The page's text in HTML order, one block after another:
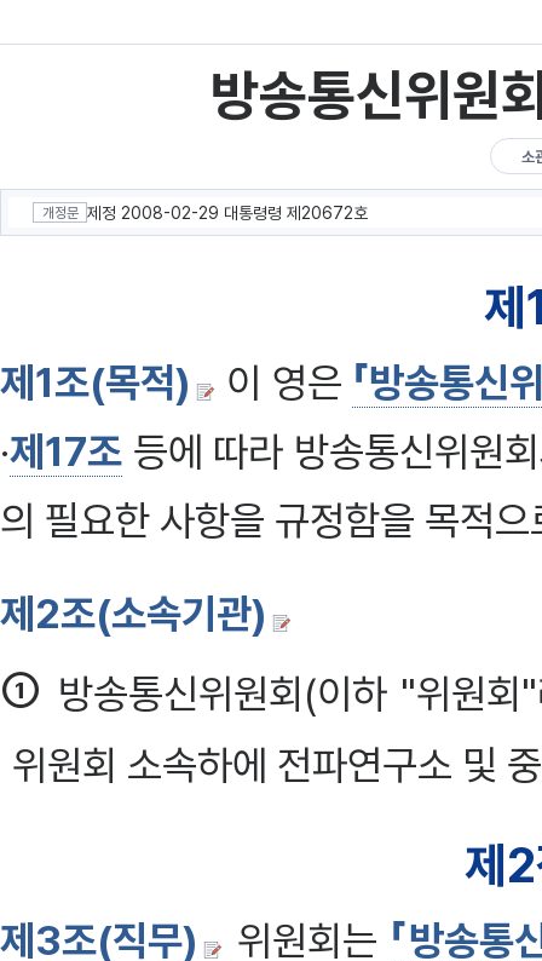
방송통신위원
소
개정문 제정 2008-02-29 대통령령 제20672호
제
제1조(목적) 이 영은 「방송통신
·제17조 등에 따라 방송통신위원
의 필요한 사항을 규정함을 목적으
제2조(소속기관)
① 방송통신위원회(이하 "위원
위원회 소속하에 전파연구소 및
제
제3조(직무) 위원회는 「방송